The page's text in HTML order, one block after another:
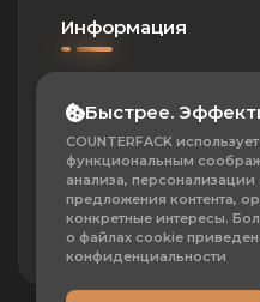
Информация
ОПД
Политика
Контакты
Частые вопросы
О проекте
Сотрудничество
Быстрее.
COUNTERFACK
функциональным
анализа,
предложения контента,
конкретные интересы.
о файлах cookie
конфиденциальности